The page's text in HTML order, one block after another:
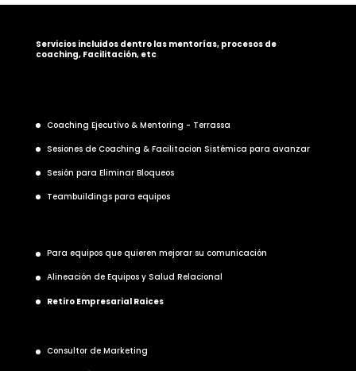
Servicios incluidos dentro las mentorías, procesos de
coaching, Facilitación, etc
Coaching Ejecutivo & Mentoring - Terrassa
Sesiones de Coaching & Facilitacion Sistémica para avanzar
Sesión para Eliminar Bloqueos
Teambuildings para equipos
Para equipos que quieren mejorar su comunicación
Alineación de Equipos y Salud Relacional
Retiro Empresarial Raices
Consultor de Marketing